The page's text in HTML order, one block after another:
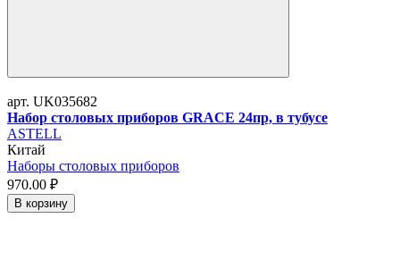
арт. UK035682
Набор столовых приборов GRACE 24пр, в тубусе
ASTELL
Китай
Наборы столовых приборов
970.00 ₽
В корзину